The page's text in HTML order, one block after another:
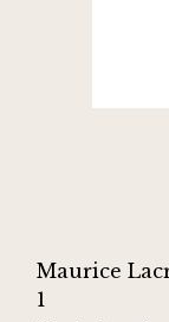
Maurice
1